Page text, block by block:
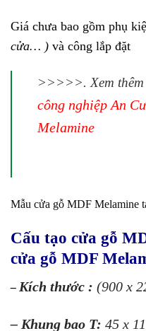
Giá chưa bao gồm phụ
cửa… ) và công lắp đặt
>>>>>. Xem
công nghiệp An
Melamine
Mẫu cửa gỗ MDF Melamine
Cấu tạo cửa gỗ
cửa gỗ MDF
– Kích thước : (900 x
– Khung bao T: 45 x